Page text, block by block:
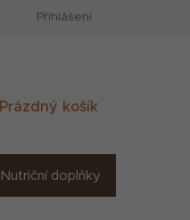
Přihlášení
Nákupní
Prázdný košík
Nutriční doplňky